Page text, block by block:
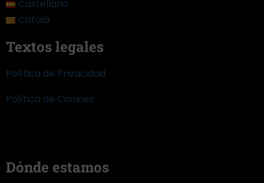
Castellano
Català
Textos legales
Política de Privacidad
Política de Cookies
Dónde estamos